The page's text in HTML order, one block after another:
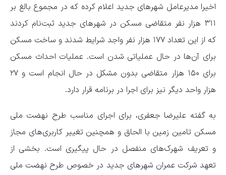
اخیرا مدیرعامل شهرهای جدید اعلام کرده که در مجموع بالغ بر
۳۱۱ هزار نفر متقاضی مسکن در شهرهای جدید ثبت‌نام کردند
که از این تعداد ۱۷۷ هزار نفر واجد شرایط شدند و ساخت مسکن
برای آن‌ها در حال عملیاتی شدن است. عملیات احداث مسکن
برای ۱۵۰ هزار متقاضی بدون مشکل در حال انجام است و ۲۷
هزار واحد دیگر نیز برای اجرا در برنامه قرار دارد.
به گفته علیرضا جعفری، برای اجرای مناسب طرح نهضت ملی
مسکن تامین زمین با الحاق و همچنین تغییر کاربری‌های مجاز
و تعریف شهرک‌های منفصل در حال پیگیری است. بخشی از
تعهد شرکت عمران شهرهای جدید در خصوص طرح نهضت ملی